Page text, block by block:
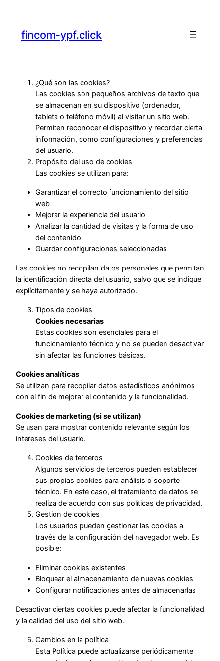
fincom-ypf.click
¿Qué son las cookies?
Las cookies son pequeños archivos de texto que
se almacenan en su dispositivo (ordenador,
tableta o teléfono móvil) al visitar un sitio web.
Permiten reconocer el dispositivo y recordar cierta
información, como configuraciones y preferencias
del usuario.
Propósito del uso de cookies
Las cookies se utilizan para:
Garantizar el correcto funcionamiento del sitio
web
Mejorar la experiencia del usuario
Analizar la cantidad de visitas y la forma de uso
del contenido
Guardar configuraciones seleccionadas
Las cookies no recopilan datos personales que permitan
la identificación directa del usuario, salvo que se indique
explícitamente y se haya autorizado.
Tipos de cookies
Cookies necesarias
Estas cookies son esenciales para el
funcionamiento técnico y no se pueden desactivar
sin afectar las funciones básicas.
Cookies analíticas
Se utilizan para recopilar datos estadísticos anónimos
con el fin de mejorar el contenido y la funcionalidad.
Cookies de marketing (si se utilizan)
Se usan para mostrar contenido relevante según los
intereses del usuario.
Cookies de terceros
Algunos servicios de terceros pueden establecer
sus propias cookies para análisis o soporte
técnico. En este caso, el tratamiento de datos se
realiza de acuerdo con sus políticas de privacidad.
Gestión de cookies
Los usuarios pueden gestionar las cookies a
través de la configuración del navegador web. Es
posible:
Eliminar cookies existentes
Bloquear el almacenamiento de nuevas cookies
Configurar notificaciones antes de almacenarlas
Desactivar ciertas cookies puede afectar la funcionalidad
y la calidad del uso del sitio web.
Cambios en la política
Esta Política puede actualizarse periódicamente